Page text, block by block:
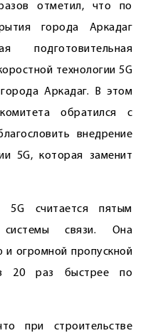
отметил, что по
города Аркадаг
подготовительная
технологии 5G
Аркадаг. В этом
обратился с
внедрение
5G, которая заменит
5G считается пятым
системы связи. Она
и огромной пропускной
20 раз быстрее по
при строительстве